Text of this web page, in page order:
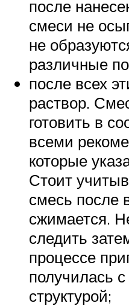
после
смеси не
не
различные
после всех
раствор.
готовить в
всеми
которые
Стоит
смесь после
сжимается.
следить
процессе
получилась
структурой;